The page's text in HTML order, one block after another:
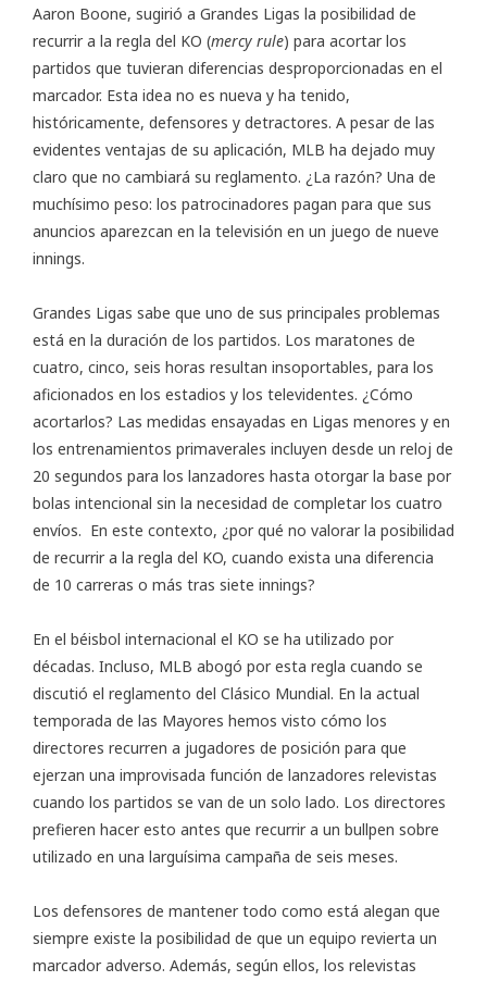
Aaron Boone, sugirió a Grandes Ligas la posibilidad de
recurrir a la regla del KO (mercy rule) para acortar los
partidos que tuvieran diferencias desproporcionadas en el
marcador. Esta idea no es nueva y ha tenido,
históricamente, defensores y detractores. A pesar de las
evidentes ventajas de su aplicación, MLB ha dejado muy
claro que no cambiará su reglamento. ¿La razón? Una de
muchísimo peso: los patrocinadores pagan para que sus
anuncios aparezcan en la televisión en un juego de nueve
innings.
Grandes Ligas sabe que uno de sus principales problemas
está en la duración de los partidos. Los maratones de
cuatro, cinco, seis horas resultan insoportables, para los
aficionados en los estadios y los televidentes. ¿Cómo
acortarlos? Las medidas ensayadas en Ligas menores y en
los entrenamientos primaverales incluyen desde un reloj de
20 segundos para los lanzadores hasta otorgar la base por
bolas intencional sin la necesidad de completar los cuatro
envíos. En este contexto, ¿por qué no valorar la posibilidad
de recurrir a la regla del KO, cuando exista una diferencia
de 10 carreras o más tras siete innings?
En el béisbol internacional el KO se ha utilizado por
décadas. Incluso, MLB abogó por esta regla cuando se
discutió el reglamento del Clásico Mundial. En la actual
temporada de las Mayores hemos visto cómo los
directores recurren a jugadores de posición para que
ejerzan una improvisada función de lanzadores relevistas
cuando los partidos se van de un solo lado. Los directores
prefieren hacer esto antes que recurrir a un bullpen sobre
utilizado en una larguísima campaña de seis meses.
Los defensores de mantener todo como está alegan que
siempre existe la posibilidad de que un equipo revierta un
marcador adverso. Además, según ellos, los relevistas